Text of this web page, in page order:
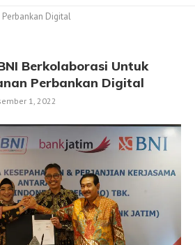
Digital
Berkolaborasi Untuk
Perbankan Digital
1, 2022